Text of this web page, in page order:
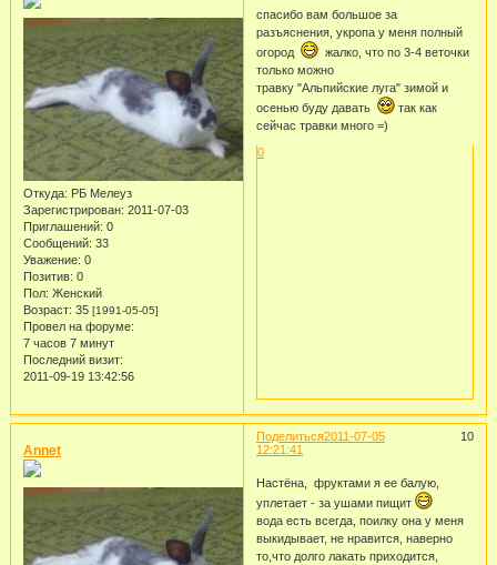
Откуда: РБ Мелеуз
Зарегистрирован: 2011-07-03
Приглашений: 0
Сообщений: 33
Уважение: 0
Позитив: 0
Пол: Женский
Возраст: 35 [1991-05-05]
Провел на форуме:
7 часов 7 минут
Последний визит:
2011-09-19 13:42:56
спасибо вам большое за
разъяснения, укропа у меня полный
огород
жалко, что по 3-4 веточки
только можно
травку "Альпийские луга" зимой и
осенью буду давать
так как
сейчас травки много =)
0
Поделиться 10
2011-07-05
12:21:41
Annet
Настёна, фруктами я ее балую,
уплетает - за ушами пищит
вода есть всегда, поилку она у меня
выкидывает, не нравится, наверно
то,что долго лакать приходится,